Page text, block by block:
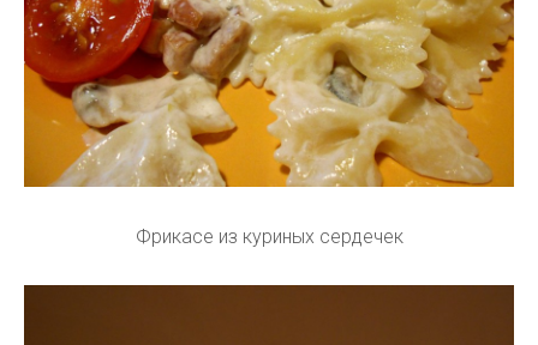
Фрикасе из куриных сердечек